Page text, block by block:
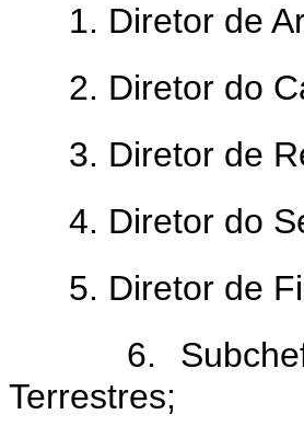
1. Diretor de
2. Diretor do
3. Diretor de
4. Diretor do
5. Diretor de
6.
Terrestres;